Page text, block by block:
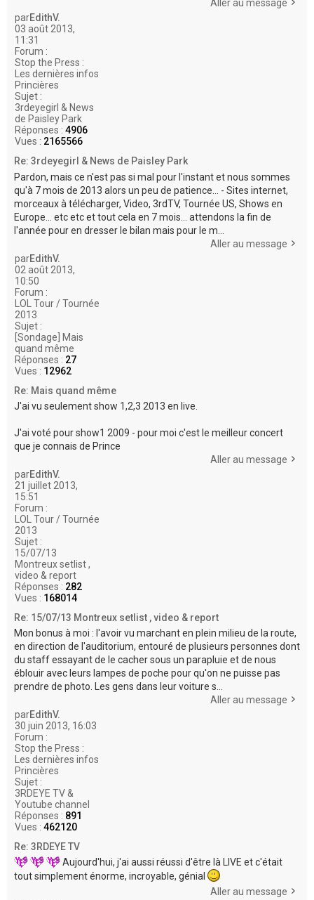
Aller au message
parEdithV.
03 août 2013,
11:31
Forum :
Stop the Press :
Les dernières infos
Princières
Sujet :
3rdeyegirl & News
de Paisley Park
Réponses : 4906
Vues : 2165566
Re: 3rdeyegirl & News de Paisley Park
Pardon, mais ce n'est pas si mal pour l'instant et nous sommes
qu'à 7 mois de 2013 alors un peu de patience... - Sites internet,
morceaux à télécharger, Video, 3rdTV, Tournée US, Shows en
Europe... etc etc et tout cela en 7 mois... attendons la fin de
l'année pour en dresser le bilan mais pour le m...
Aller au message
parEdithV.
02 août 2013,
10:50
Forum :
LOL Tour / Tournée
2013
Sujet :
[Sondage] Mais
quand même
Réponses : 27
Vues : 12962
Re: Mais quand même
J'ai vu seulement show 1,2,3 2013 en live.
J'ai voté pour show1 2009 - pour moi c'est le meilleur concert
que je connais de Prince
Aller au message
parEdithV.
21 juillet 2013,
15:51
Forum :
LOL Tour / Tournée
2013
Sujet :
15/07/13
Montreux setlist ,
video & report
Réponses : 282
Vues : 168014
Re: 15/07/13 Montreux setlist , video & report
Mon bonus à moi : l'avoir vu marchant en plein milieu de la route,
en direction de l'auditorium, entouré de plusieurs personnes dont
du staff essayant de le cacher sous un parapluie et de nous
éblouir avec leurs lampes de poche pour qu'on ne puisse pas
prendre de photo. Les gens dans leur voiture s...
Aller au message
parEdithV.
30 juin 2013, 16:03
Forum :
Stop the Press :
Les dernières infos
Princières
Sujet :
3RDEYE TV &
Youtube channel
Réponses : 891
Vues : 462120
Re: 3RDEYE TV
Aujourd'hui, j'ai aussi réussi d'être là LIVE et c'était
tout simplement énorme, incroyable, génial
Aller au message